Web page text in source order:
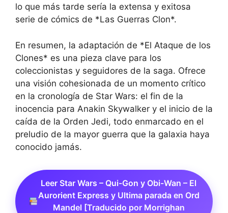
lo que más tarde sería la extensa y exitosa
serie de cómics de *Las Guerras Clon*.
En resumen, la adaptación de *El Ataque de los
Clones* es una pieza clave para los
coleccionistas y seguidores de la saga. Ofrece
una visión cohesionada de un momento crítico
en la cronología de Star Wars: el fin de la
inocencia para Anakin Skywalker y el inicio de la
caída de la Orden Jedi, todo enmarcado en el
preludio de la mayor guerra que la galaxia haya
conocido jamás.
Leer Star Wars – Qui-Gon y Obi-Wan – El
Aurorient Express y Ultima parada en Ord
Mandel [Traducido por Morrighan